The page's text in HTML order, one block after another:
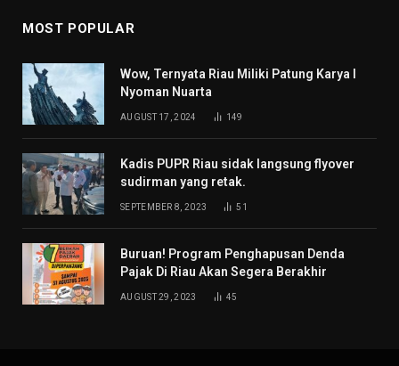
MOST POPULAR
Wow, Ternyata Riau Miliki Patung Karya I
Nyoman Nuarta
AUGUST 17, 2024 149
Kadis PUPR Riau sidak langsung flyover
sudirman yang retak.
SEPTEMBER 8, 2023 51
Buruan! Program Penghapusan Denda
Pajak Di Riau Akan Segera Berakhir
AUGUST 29, 2023 45